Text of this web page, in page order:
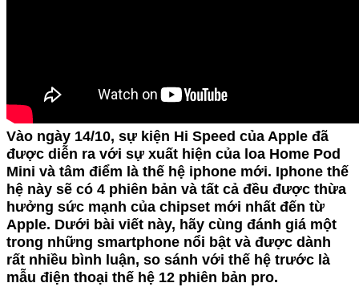
Vào ngày 14/10, sự kiện Hi Speed của Apple đã
được diễn ra với sự xuất hiện của loa Home Pod
Mini và tâm điểm là thế hệ iphone mới. Iphone thế
hệ này sẽ có 4 phiên bản và tất cả đều được thừa
hưởng sức mạnh của chipset mới nhất đến từ
Apple. Dưới bài viết này, hãy cùng đánh giá một
trong những smartphone nổi bật và được dành
rất nhiều bình luận, so sánh với thế hệ trước là
mẫu điện thoại thế hệ 12 phiên bản pro.